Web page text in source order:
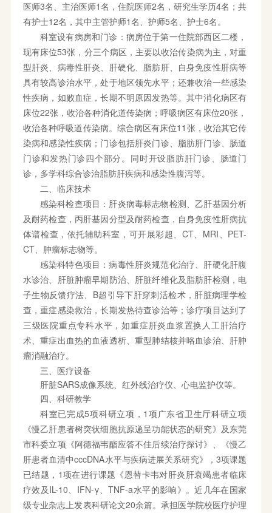
医师3名、主治医师1名，住院医师2名，研究生学历4名；共
有护士12名，其中主管护师1名、护师5名、护士6名。
科室设有病房和门诊：病房位于第一住院部西区二楼，
现有床位53张，分三个病区，主要以收治传染病为主，对重
型肝炎、病毒性肝炎、肝硬化、脂肪肝、自身免疫性肝病等
具有较高诊治水平，处于地区领先水平；还兼收治一些感染
性疾病，如败血症，长期不明原因发热等。其中消化病区有
床位22张，收治各种消化道传染病；呼吸病区有床位20张，
收治各种呼吸道传染病。综合病区有床位11张，收治其它传
染病和感染性疾病；门诊包括肝炎门诊、脂肪肝门诊、肠道
门诊和发热门诊四个部分。同时开设脂肪肝门诊、肠道门
诊，多学科综合诊治脂肪肝疾病和感染性腹泻等。
二、临床技术
感染科检查项目：肝炎病毒标志物检测、乙肝基因分析
及耐药检查，丙肝基因分型及耐药检查，自身免疫性肝病抗
体谱检查，依托辅助科室，可开展彩超、CT、MRI、PET-
CT、肿瘤标志物等。
感染科特色项目：病毒性肝炎规范化治疗、肝硬化肝腹
水诊治、肝脏肿瘤早期防治、肝脏纤维化及脂肪肝检测，电
子生物反馈疗法、B超引导下肝穿刺活检术，肝脏病理学检
查，重症感染救治，长期发热待查诊治等；诊疗项目达到了
三级医院重点专科水平，如重症肝炎血浆置换人工肝治疗
术、重症出血热的血液透析、重型肺结核并咯血诊治、肝肿
瘤消融治疗。
三、 医疗设备
肝脏SARS成像系统、红外线治疗仪、心电监护仪等。
四、科研教学
科室已完成5项科研立项，1项广东省卫生厅科研立项
《慢乙肝患者树突状细胞抗原递呈功能状态的研究》及东莞
市科委立项《阿德福韦酯应答不佳后续治疗探讨》、《慢乙
肝患者血清中cccDNA水平与疾病进展关系研究》，3项课题
已结题，1项在进行课题《恩替卡韦对肝炎肝衰竭患者临床
疗效及IL-10、IFN-γ、TNF-a水平的影响》。近几年在国家
级专业杂志上发表科研论文20余篇。承担医学院校医疗护理